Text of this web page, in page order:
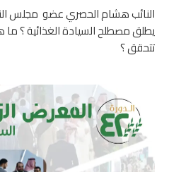
النائب هشام الحصري عضو مجلس
يطلق مصطلح السيادة الغذائية ؟
تتحقق ؟